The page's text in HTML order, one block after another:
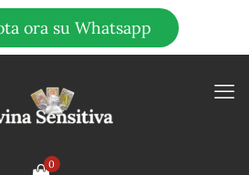
ora su Whatsapp
0